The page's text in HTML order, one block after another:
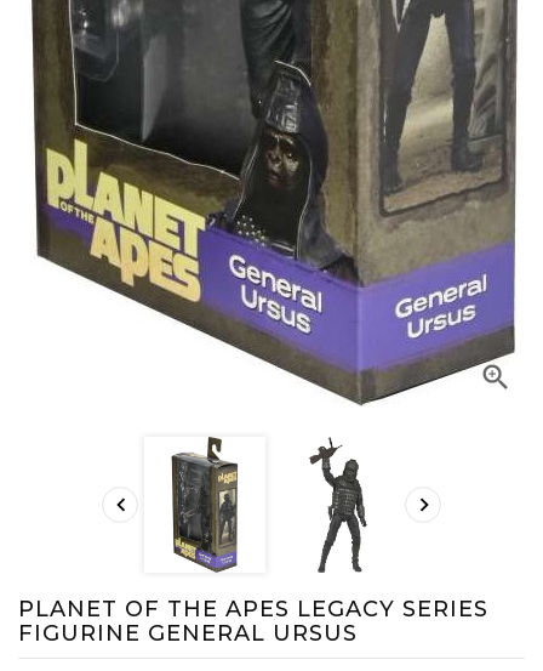

 
PLANET OF THE APES LEGACY SERIES
FIGURINE GENERAL URSUS